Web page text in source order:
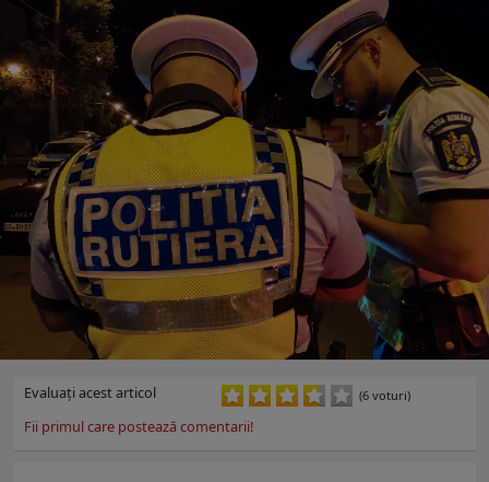
Evaluaţi acest articol (6 voturi)
Fii primul care postează comentarii!